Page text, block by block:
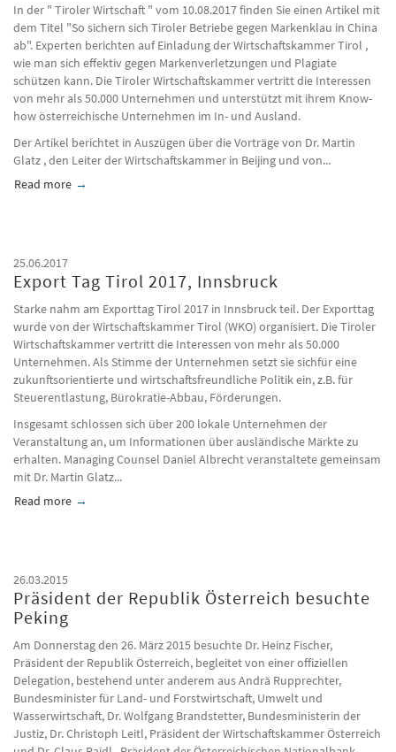
In der " Tiroler Wirtschaft " vom 10.08.2017 finden Sie einen Artikel mit
dem Titel "So sichern sich Tiroler Betriebe gegen Markenklau in China
ab". Experten berichten auf Einladung der Wirtschaftskammer Tirol ,
wie man sich effektiv gegen Markenverletzungen und Plagiate
schützen kann. Die Tiroler Wirtschaftskammer vertritt die Interessen
von mehr als 50.000 Unternehmen und unterstützt mit ihrem Know-
how österreichische Unternehmen im In- und Ausland.
Der Artikel berichtet in Auszügen über die Vorträge von Dr. Martin
Glatz , den Leiter der Wirtschaftskammer in Beijing und von...
Read more about So sichern sich Tiroler Betriebe gegen Markenklau in
25.06.2017
Export Tag Tirol 2017, Innsbruck
Starke nahm am Exporttag Tirol 2017 in Innsbruck teil. Der Exporttag
wurde von der Wirtschaftskammer Tirol (WKO) organisiert. Die Tiroler
Wirtschaftskammer vertritt die Interessen von mehr als 50.000
Unternehmen. Als Stimme der Unternehmen setzt sie sichfür eine
zukunftsorientierte und wirtschaftsfreundliche Politik ein, z.B. für
Steuerentlastung, Bürokratie-Abbau, Förderungen.
Insgesamt schlossen sich über 200 lokale Unternehmen der
Veranstaltung an, um Informationen über ausländische Märkte zu
erhalten. Managing Counsel Daniel Albrecht veranstaltete gemeinsam
mit Dr. Martin Glatz...
Read more about Export Tag Tirol 2017, Innsbruck
26.03.2015
Präsident der Republik Österreich besuchte
Peking
Am Donnerstag den 26. März 2015 besuchte Dr. Heinz Fischer,
Präsident der Republik Österreich, begleitet von einer offiziellen
Delegation, bestehend unter anderem aus Andrä Rupprechter,
Bundesminister für Land- und Forstwirtschaft, Umwelt und
Wasserwirtschaft, Dr. Wolfgang Brandstetter, Bundesministerin der
Justiz, Dr. Christoph Leitl, Präsident der Wirtschaftskammer Österreich